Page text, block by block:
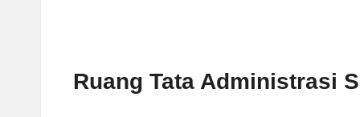
Ruang Tata Administrasi